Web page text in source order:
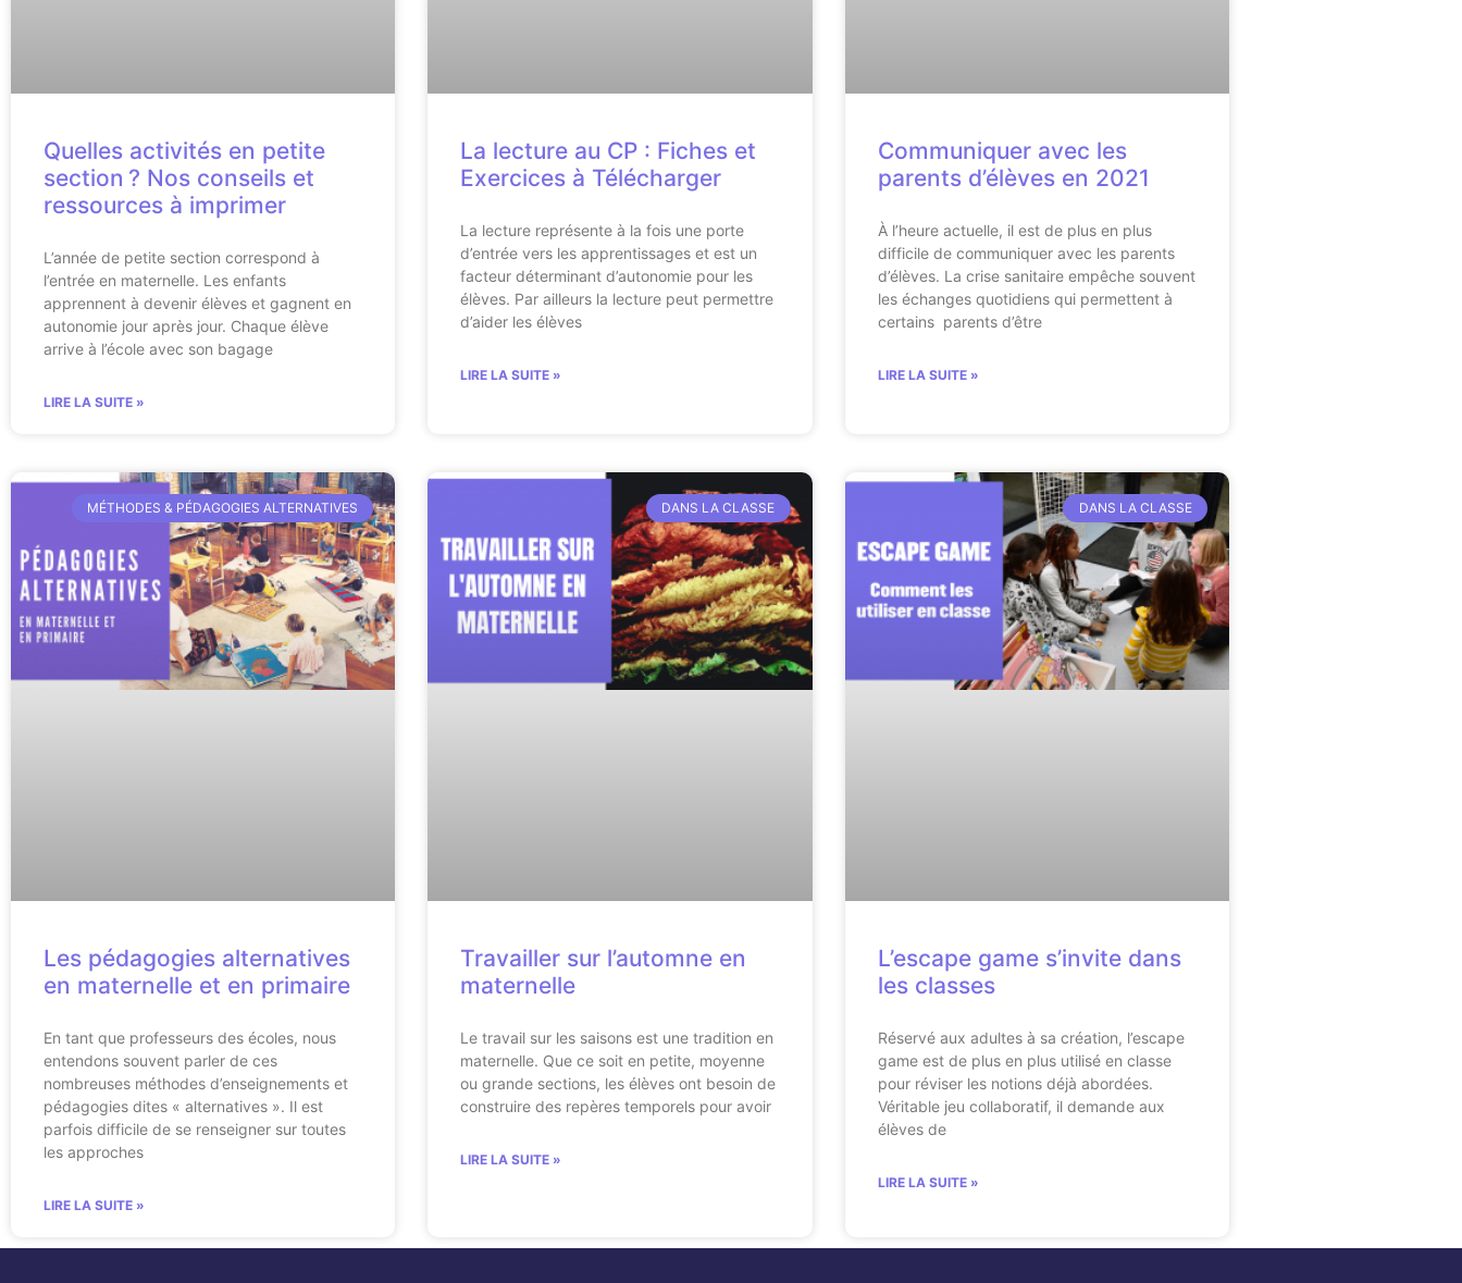
Quelles activités en petite
section ? Nos conseils et
ressources à imprimer
L’année de petite section correspond à
l’entrée en maternelle. Les enfants
apprennent à devenir élèves et gagnent en
autonomie jour après jour. Chaque élève
arrive à l’école avec son bagage
LIRE LA SUITE »
La lecture au CP : Fiches et
Exercices à Télécharger
La lecture représente à la fois une porte
d’entrée vers les apprentissages et est un
facteur déterminant d’autonomie pour les
élèves. Par ailleurs la lecture peut permettre
d’aider les élèves
LIRE LA SUITE »
Communiquer avec les
parents d’élèves en 2021
À l’heure actuelle, il est de plus en plus
difficile de communiquer avec les parents
d’élèves. La crise sanitaire empêche souvent
les échanges quotidiens qui permettent à
certains parents d’être
LIRE LA SUITE »
MÉTHODES & PÉDAGOGIES ALTERNATIVES
Les pédagogies alternatives
en maternelle et en primaire
En tant que professeurs des écoles, nous
entendons souvent parler de ces
nombreuses méthodes d’enseignements et
pédagogies dites « alternatives ». Il est
parfois difficile de se renseigner sur toutes
les approches
LIRE LA SUITE »
DANS LA CLASSE
Travailler sur l’automne en
maternelle
Le travail sur les saisons est une tradition en
maternelle. Que ce soit en petite, moyenne
ou grande sections, les élèves ont besoin de
construire des repères temporels pour avoir
LIRE LA SUITE »
DANS LA CLASSE
L’escape game s’invite dans
les classes
Réservé aux adultes à sa création, l’escape
game est de plus en plus utilisé en classe
pour réviser les notions déjà abordées.
Véritable jeu collaboratif, il demande aux
élèves de
LIRE LA SUITE »